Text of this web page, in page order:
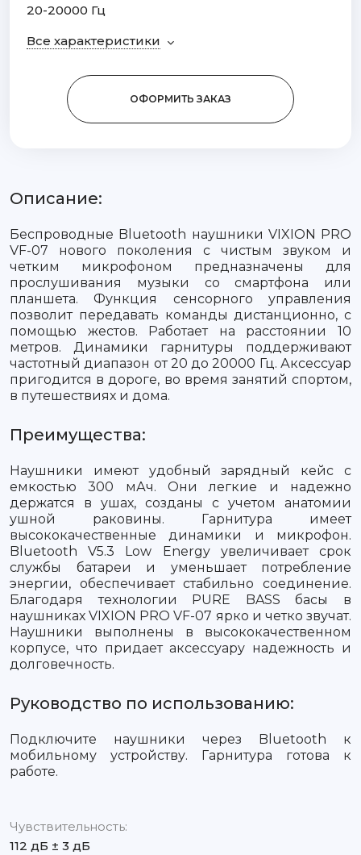
20-20000 Гц
Все характеристики
ОФОРМИТЬ ЗАКАЗ
Описание:
Беспроводные Bluetooth наушники VIXION PRO
VF-07 нового поколения с чистым звуком и
четким микрофоном предназначены для
прослушивания музыки со смартфона или
планшета. Функция сенсорного управления
позволит передавать команды дистанционно, с
помощью жестов. Работает на расстоянии 10
метров. Динамики гарнитуры поддерживают
частотный диапазон от 20 до 20000 Гц. Аксессуар
пригодится в дороге, во время занятий спортом,
в путешествиях и дома.
Преимущества:
Наушники имеют удобный зарядный кейс с
емкостью 300 мАч. Они легкие и надежно
держатся в ушах, созданы с учетом анатомии
ушной раковины. Гарнитура имеет
высококачественные динамики и микрофон.
Bluetooth V5.3 Low Energy увеличивает срок
службы батареи и уменьшает потребление
энергии, обеспечивает стабильно соединение.
Благодаря технологии PURE BASS басы в
наушниках VIXION PRO VF-07 ярко и четко звучат.
Наушники выполнены в высококачественном
корпусе, что придает аксессуару надежность и
долговечность.
Руководство по использованию:
Подключите наушники через Bluetooth к
мобильному устройству. Гарнитура готова к
работе.
Чувствительность:
112 дБ ± 3 дБ